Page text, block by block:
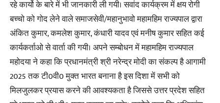
रहे कार्यो के बारे में भी जानकारी ली गयी। सवांद कार्यक्रम में क्षय रोगी
बच्चो को गोद लेने वाले समाजसेवी/महानुभावो महामहिम राज्यपाल द्वारा
अंकित कुमार, कमलेश कुमार, कंधारी यादव एवं मनीष कुमार सहित कई
कार्यकर्ताओ से वार्ता की गयी। अपने सम्बोधन में महामहिम राज्यपाल
महोदया ने कहा कि प्रधानमंत्री श्री नरेन्द्र मोदी का संकल्प है आगामी
2025 तक टी0वी0 मुक्त भारत बनाना है इस दिशा में सभी को
मिलजुलकर प्रयास करने की आवश्यकता है जिससे उत्तर प्रदेश सहित